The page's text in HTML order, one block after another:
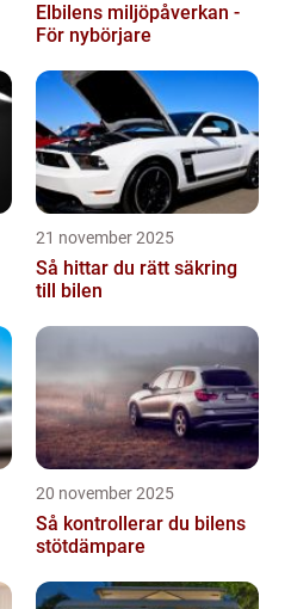
Elbilens miljöpåverkan -
För nybörjare
21 november 2025
Så hittar du rätt säkring
till bilen
20 november 2025
Så kontrollerar du bilens
stötdämpare